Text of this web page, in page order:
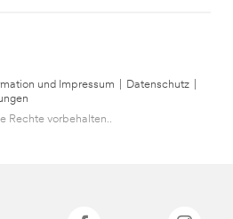
und Impressum Datenschutz
vorbehalten..